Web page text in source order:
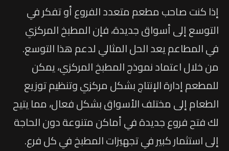
إذا كنت صاحب مطعم متعدد الفروع أو تفكر في
التوسع إلى أسواق جديدة، فإن المطبخ المركزي
في المطاعم يعد الحل المثالي لدعم هذا التوسع.
من خلال اعتماد نموذج المطبخ المركزي، يمكن
للمطعم إدارة الإنتاج بشكل مركزي وتنظيم توزيع
الطعام إلى مختلف الأسواق بشكل فعال، مما يتيح
لك فتح فروع جديدة في أماكن متنوعة دون الحاجة
إلى استثمار كبير في تجهيزات المطبخ في كل فرع.